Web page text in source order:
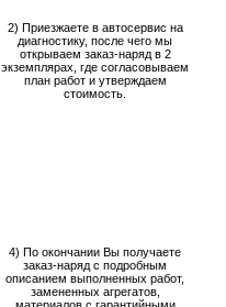
2) Приезжаете в автосервис на
диагностику, после чего мы
открываем заказ-наряд в 2
экземплярах, где согласовываем
план работ и утверждаем
стоимость.
4) По окончании Вы получаете
заказ-наряд с подробным
описанием выполненных работ,
замененных агрегатов,